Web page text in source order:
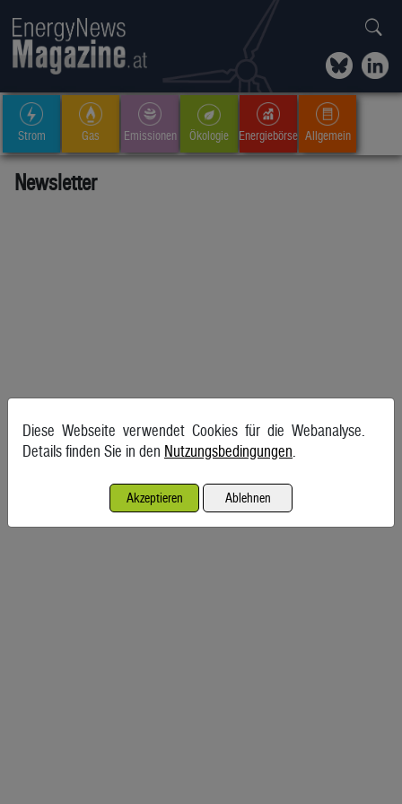
Strom Gas Emissionen Ökologie Energiebörse Allgemein
Newsletter
Diese Webseite verwendet Cookies für die Webanalyse.
Details finden Sie in den Nutzungsbedingungen
Akzeptieren Ablehnen